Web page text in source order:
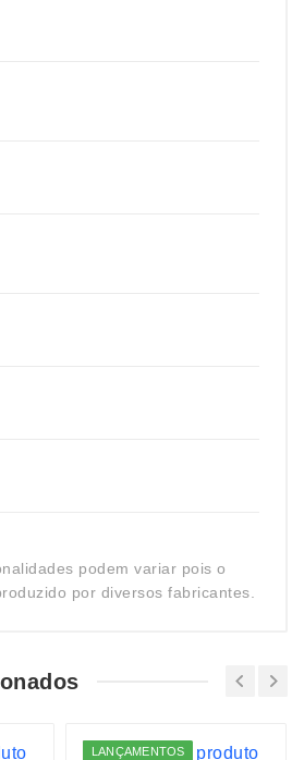
podem variar pois o
por diversos fabricantes.
LANÇAMENTOS